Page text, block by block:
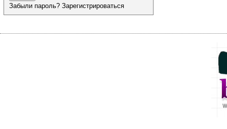
Забыли пароль? Зарегистрироваться